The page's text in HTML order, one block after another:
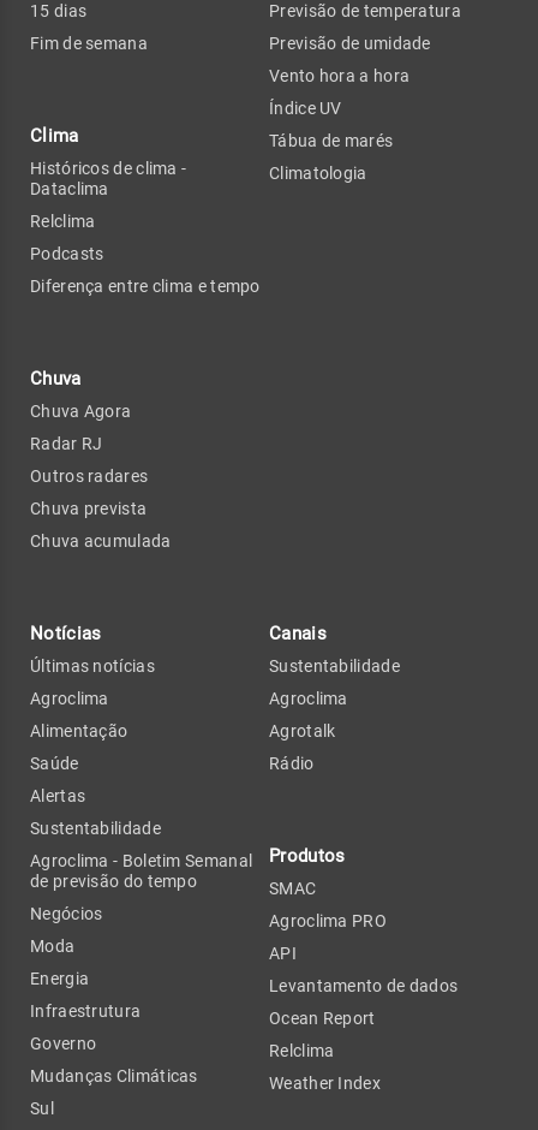
15 dias
Fim de semana
Clima
Históricos de clima -
Dataclima
Relclima
Podcasts
Diferença entre clima e tempo
Chuva
Chuva Agora
Radar RJ
Outros radares
Chuva prevista
Chuva acumulada
Previsão de temperatura
Previsão de umidade
Vento hora a hora
Índice UV
Tábua de marés
Climatologia
Notícias
Últimas notícias
Agroclima
Alimentação
Saúde
Alertas
Sustentabilidade
Agroclima - Boletim Semanal
de previsão do tempo
Negócios
Moda
Energia
Infraestrutura
Governo
Mudanças Climáticas
Sul
Canais
Sustentabilidade
Agroclima
Agrotalk
Rádio
Produtos
SMAC
Agroclima PRO
API
Levantamento de dados
Ocean Report
Relclima
Weather Index